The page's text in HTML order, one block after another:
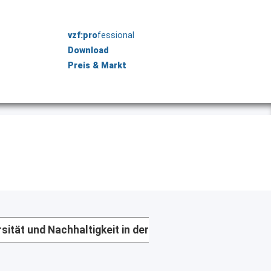
vzf:professional
Download
Preis & Markt
und Nachhaltigkeit in der